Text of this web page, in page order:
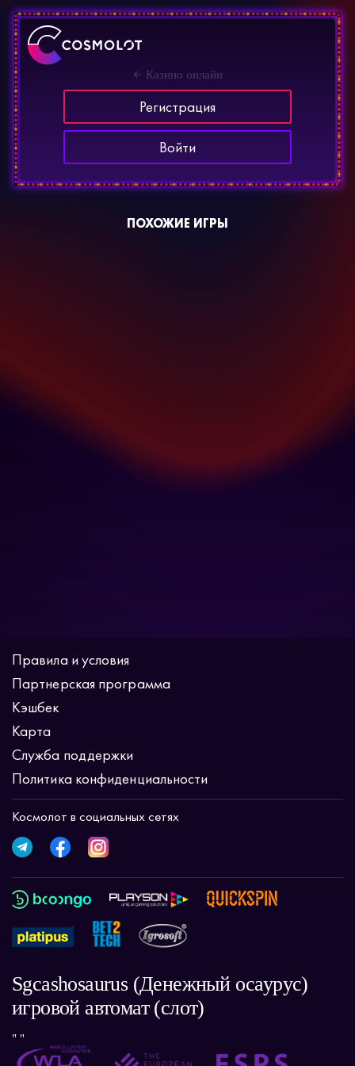
Казино онлайн
Регистрация
Войти
ПОХОЖИЕ ИГРЫ
Правила и условия
Партнерская программа
Кэшбек
Карта
Служба поддержки
Политика конфиденциальности
Космолот в социальных сетях
Sgcashosaurus (Денежный осаурус)
игровой автомат (слот)
" "